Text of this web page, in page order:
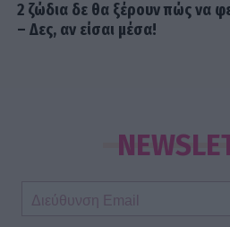
2 ζώδια δε θα ξέρουν πώς να
– Δες, αν είσαι μέσα!